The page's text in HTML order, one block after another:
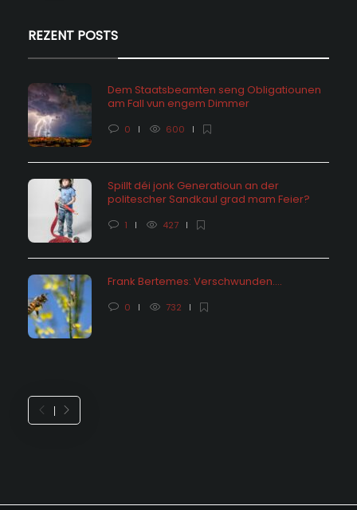
REZENT POSTS
Dem Staatsbeamten seng Obligatiounen
am Fall vun engem Dimmer
0 600
Spillt déi jonk Generatioun an der
politescher Sandkaul grad mam Feier?
1 427
Frank Bertemes: Verschwunden….
0 732